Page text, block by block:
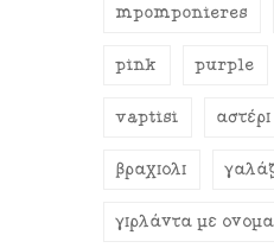
mpomponieres
pink purple
vaptisi αστέρι
βραχιόλι
γιρλάντα με όνομα